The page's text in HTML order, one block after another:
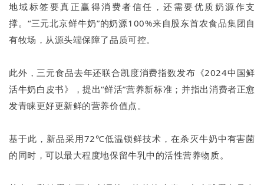
地域标签要真正赢得消费者信任，还需要优质奶源作支
撑。“三元北京鲜牛奶”的奶源100%来自股东首农食品集团自
有牧场，从源头端保障了品质可控。
此外，三元食品去年还联合凯度消费指数发布《2024中国鲜
活牛奶白皮书》，提出“鲜活”营养新标准；并指出消费者正愈
发青睐更好更新鲜的营养价值点。
基于此，新品采用72℃低温锁鲜技术，在杀灭牛奶中有害菌
的同时，可以最大程度地保留牛乳中的活性营养物质。